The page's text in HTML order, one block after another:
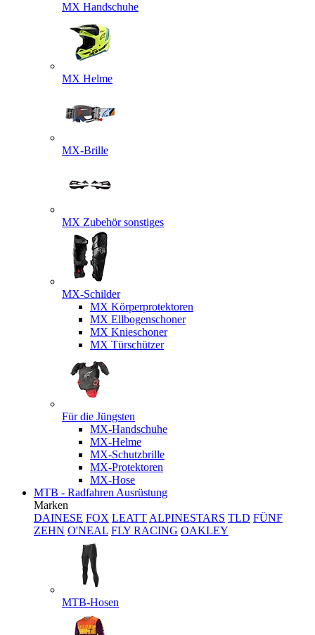
MX Handschuhe
MX Helme
MX-Brille
MX Zubehör sonstiges
MX-Schilder
MX Körperprotektoren
MX Ellbogenschoner
MX Knieschoner
MX Türschützer
Für die Jüngsten
MX-Handschuhe
MX-Helme
MX-Schutzbrille
MX-Protektoren
MX-Hose
MTB - Radfahren Ausrüstung
Marken
DAINESE FOX LEATT ALPINESTARS TLD FÜNF
ZEHN O'NEAL FLY RACING OAKLEY
MTB-Hosen